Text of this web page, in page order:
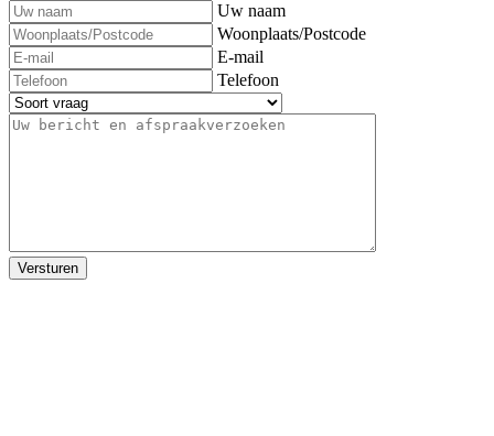
Uw naam
Woonplaats/Postcode
E-mail
Telefoon